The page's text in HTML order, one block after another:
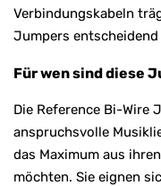
Verbindungskabeln
Jumpers
Für wen sind diese
Die Reference Bi-Wire
anspruchsvolle
das Maximum aus
möchten. Sie eignen